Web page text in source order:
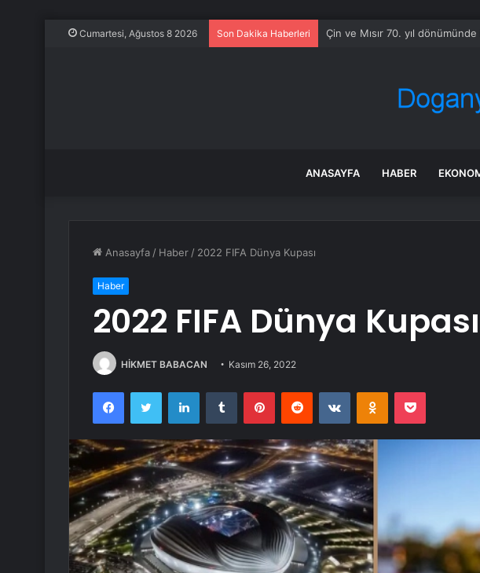
Cumartesi, Ağustos 8 2026 Son Dakika Haberleri Çin ve Mısır 70. yıl
ANASAYFA HABER
Anasayfa / Haber / 2022 FIFA Dünya Kupası
Haber
2022 FIFA Dünya Kupası
HİKMET BABACAN Kasım 26, 2022
FacebookTwitter LinkedInTumblr PinterestReddit VKontakteOdnoklassniki
Pocket